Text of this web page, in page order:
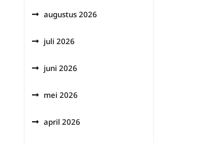
augustus 2026
juli 2026
juni 2026
mei 2026
april 2026